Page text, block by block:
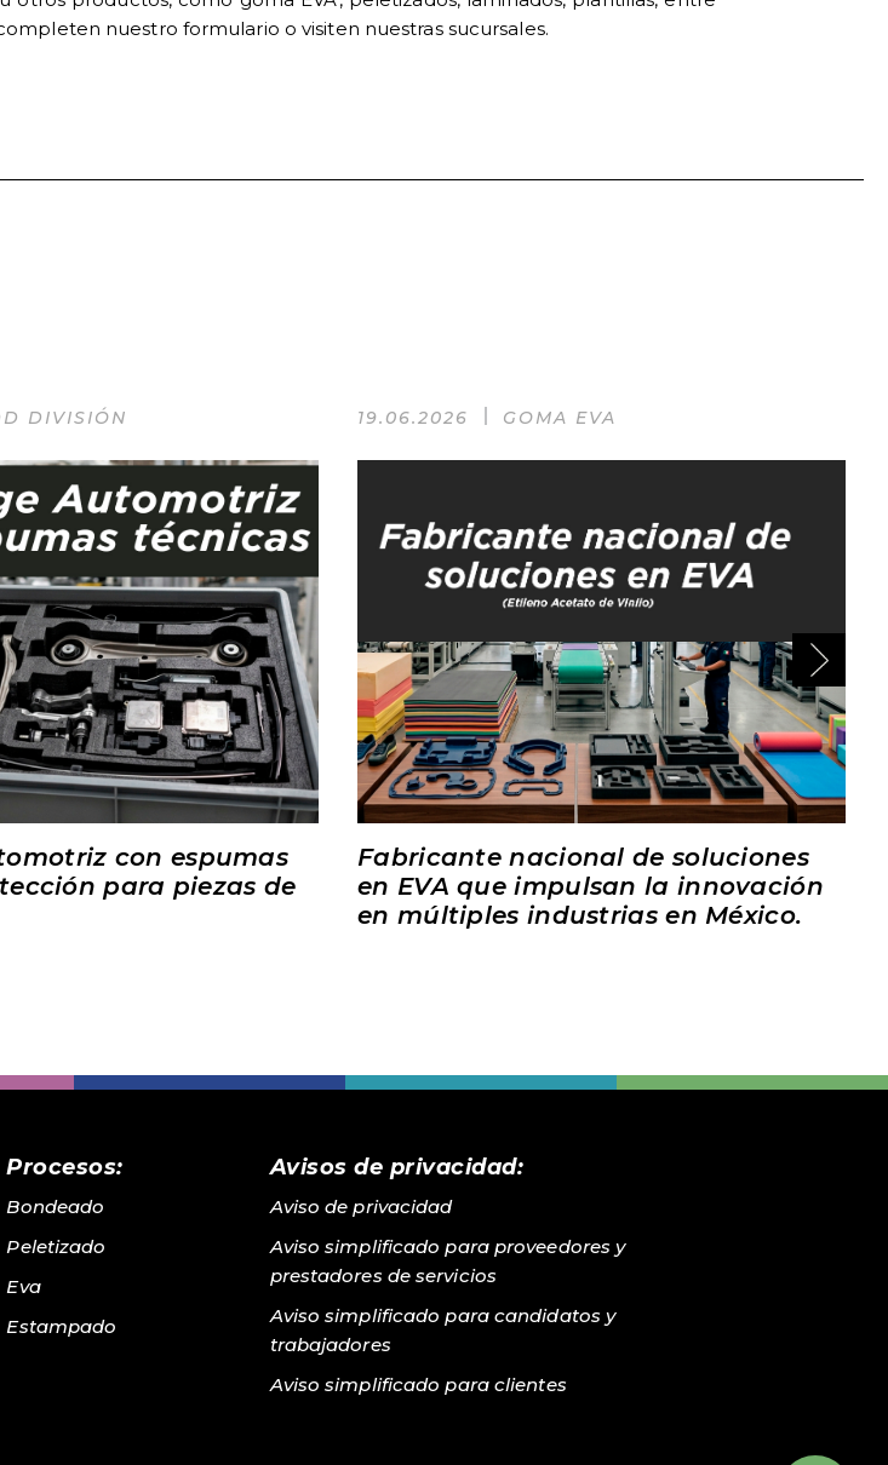
nuestro formulario o visiten nuestras sucursales.
DIVISIÓN
con espumas
para piezas de
19.06.2026 GOMA EVA
Fabricante nacional de soluciones
en EVA que impulsan la innovación
en múltiples industrias en México.
Procesos:
Bondeado
Peletizado
Eva
Estampado
Avisos de privacidad:
Aviso de privacidad
Aviso simplificado para proveedores y
prestadores de servicios
Aviso simplificado para candidatos y
trabajadores
Aviso simplificado para clientes